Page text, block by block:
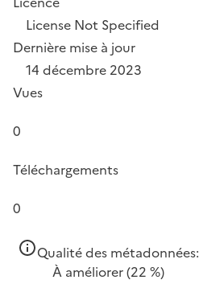
License Not Specified
Dernière mise à jour
14 décembre 2023
Vues
0
Téléchargements
0
Qualité des métadonnées:
À améliorer(22 %)